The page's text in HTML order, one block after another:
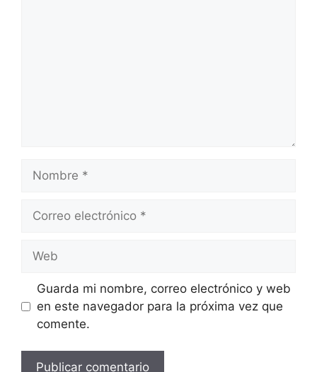
electrónico
Guarda mi nombre, correo electrónico y web
en este navegador para la próxima vez que
comente.